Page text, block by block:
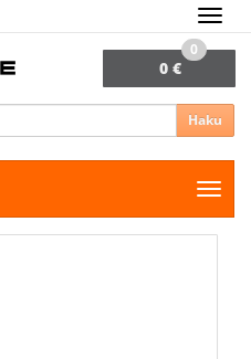
0 €
0
Haku